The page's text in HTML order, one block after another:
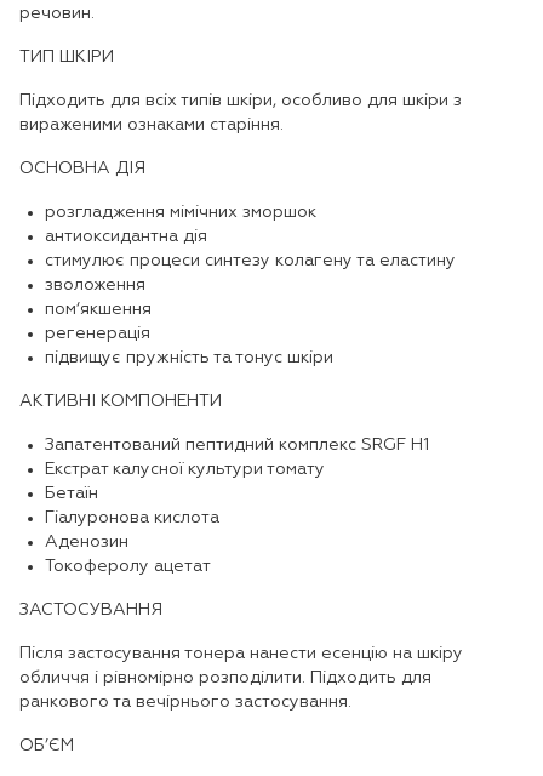
речовин.
ТИП ШКІРИ
Підходить для всіх типів шкіри, особливо для шкіри з
вираженими ознаками старіння.
ОСНОВНА ДІЯ
розгладження мімічних зморшок
антиоксидантна дія
стимулює процеси синтезу колагену та еластину
зволоження
пом‘якшення
регенерація
підвищує пружність та тонус шкіри
АКТИВНІ КОМПОНЕНТИ
Запатентований пептидний комплекс SRGF H1
Екстрат калусної культури томату
Бетаїн
Гіалуронова кислота
Аденозин
Токоферолу ацетат
ЗАСТОСУВАННЯ
Після застосування тонера нанести есенцію на шкіру
обличчя і рівномірно розподілити. Підходить для
ранкового та вечірнього застосування.
ОБ’ЄМ